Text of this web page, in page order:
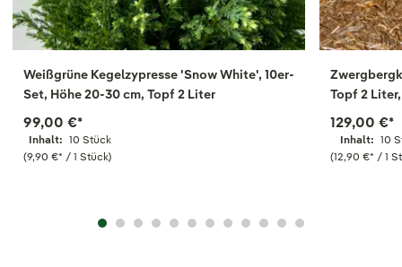
Weißgrüne Kegelzypresse 'Snow White', 10er-
Set, Höhe 20-30 cm, Topf 2 Liter
Inhalt: 10 Stück
(9,90 €* / 1 Stück)
99,00 €*
Topf 2
Inhalt: 10
(12,90 €* / 1
129,00 €*